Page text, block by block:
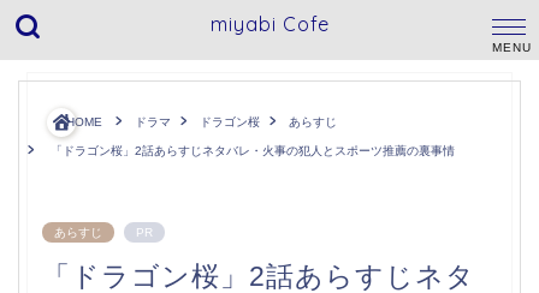
miyabi Cofe
HOME ドラマ ドラゴン桜 あらすじ
「ドラゴン桜」2話あらすじネタバレ・火事の犯人とスポーツ推薦の裏事情
あらすじ PR
「ドラゴン桜」2話あらすじネタ